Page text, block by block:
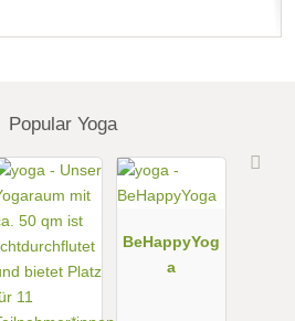
Popular Yoga
BeHappyYog
a